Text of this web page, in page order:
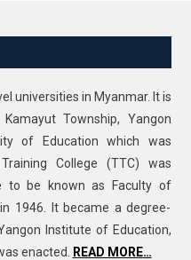
universities in Myanmar. It is
Township, Yangon
of Education which was
College (TTC) was
to be known as Faculty of
1946. It became a degree-
Institute of Education,
enacted. READ MORE…